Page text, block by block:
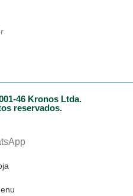
46 Kronos Ltda.
reservados.